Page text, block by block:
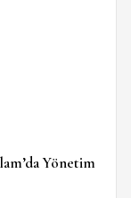
Yönetim